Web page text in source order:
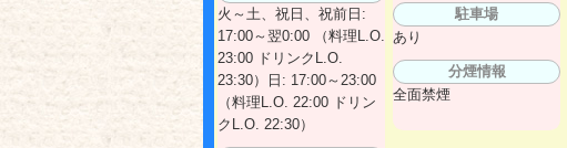
火～土、祝日、祝前日:
17:00～翌0:00 （料理L.O.
23:00 ドリンクL.O.
23:30）日: 17:00～23:00
（料理L.O. 22:00 ドリン
クL.O. 22:30）
駐車場
あり
分煙情報
全面禁煙